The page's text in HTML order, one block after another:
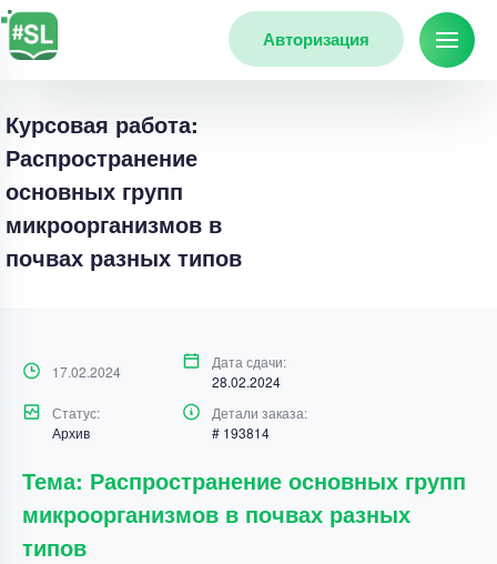
Авторизация
Курсовая работа:
Распространение
основных групп
микроорганизмов в
почвах разных типов
17.02.2024
Дата сдачи:
28.02.2024
Статус:
Архив
Детали заказа:
# 193814
Тема: Распространение основных групп
микроорганизмов в почвах разных
типов